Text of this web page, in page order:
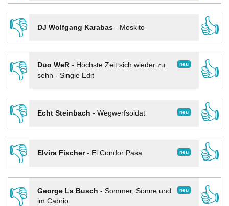
👎
DJ Wolfgang Karabas- Moskito
👍
👎
neu
Duo WeR- Höchste Zeit sich wieder zu
sehn - Single Edit
👍
👎
neu
Echt Steinbach - Wegwerfsoldat
👍
👎
neu
Elvira Fischer- El Condor Pasa
👍
👎
neu
George La Busch - Sommer, Sonne und
im Cabrio
👍